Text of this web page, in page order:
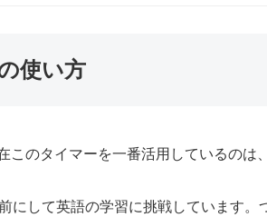
使い方
このタイマーを一番活用しているのは、
にして英語の学習に挑戦しています